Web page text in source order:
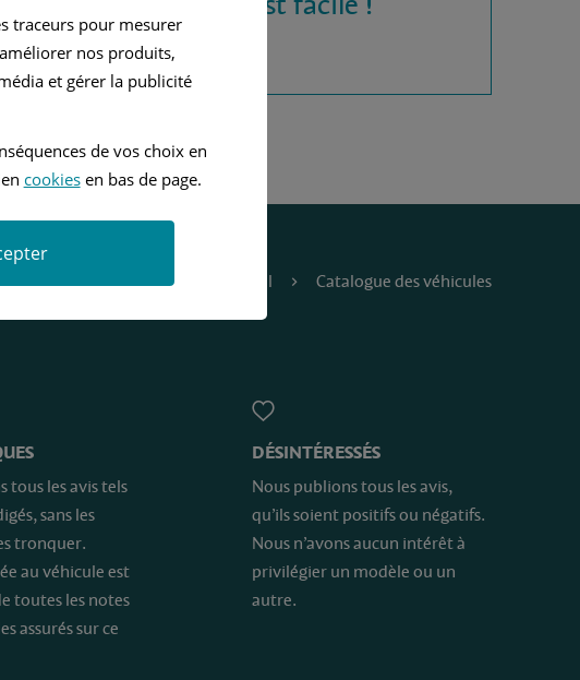
Accueil Catalogue des véhicules
tous les avis tels
sans les
tronquer.
au véhicule est
toutes les notes
assurés sur ce
DÉSINTÉRESSÉS
Nous publions tous les avis,
qu’ils soient positifs ou négatifs.
Nous n’avons aucun intérêt à
privilégier un modèle ou un
autre.
traceurs pour mesurer
nos produits,
et gérer la publicité
de vos choix en
cookiesen bas de page.